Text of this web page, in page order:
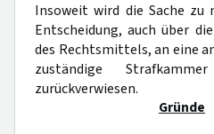
Insoweit wird die Sache zu
Entscheidung, auch über
des Rechtsmittels, an eine
zuständige
zurückverwiesen.
Gründe